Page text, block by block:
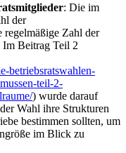
: Die im
der
regelmäßige Zahl der
Im Beitrag Teil 2
betriebsratswahlen-
teil-2-
) wurde darauf
Wahl ihre Strukturen
bestimmen sollten, um
im Blick zu